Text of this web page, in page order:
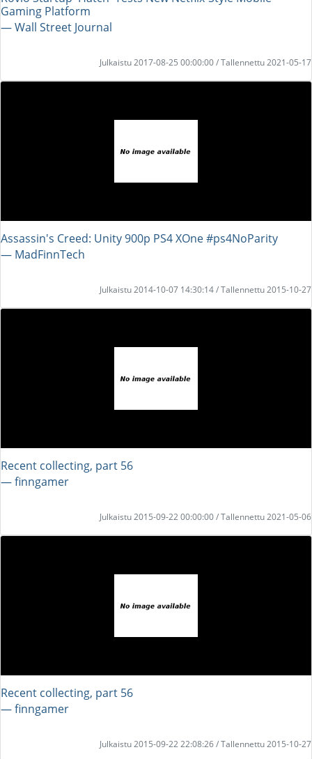
Gaming Platform
― Wall Street Journal
Julkaistu 2017-08-25 00:00:00 / Tallennettu 2021-05-17
Assassin's Creed: Unity 900p PS4 XOne #ps4NoParity
― MadFinnTech
Julkaistu 2014-10-07 14:30:14 / Tallennettu 2015-10-27
Recent collecting, part 56
― finngamer
Julkaistu 2015-09-22 00:00:00 / Tallennettu 2021-05-06
Recent collecting, part 56
― finngamer
Julkaistu 2015-09-22 22:08:26 / Tallennettu 2015-10-27